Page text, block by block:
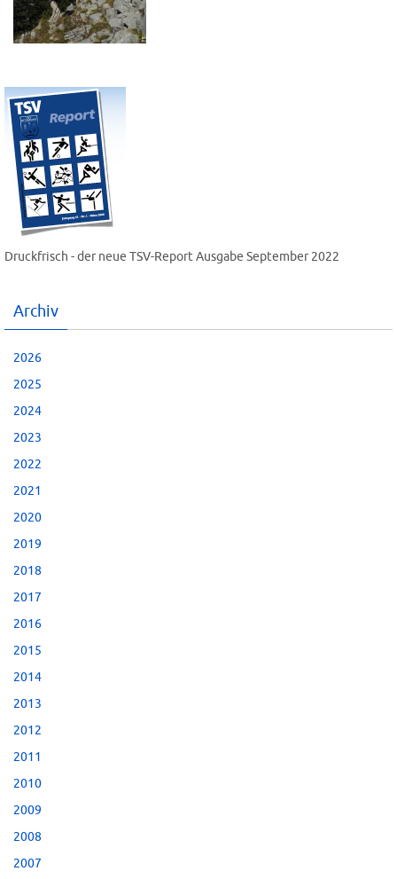
Druckfrisch - der neue TSV-Report Ausgabe September 2022
Archiv
2026
2025
2024
2023
2022
2021
2020
2019
2018
2017
2016
2015
2014
2013
2012
2011
2010
2009
2008
2007